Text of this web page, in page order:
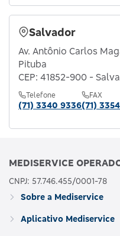
Salvador
Av. Antônio Carlos
Pituba
CEP: 41852-900 -
Telefone
(71) 3340 9336
FAX
(71)
MEDISERVICE
CNPJ: 57.746.455/0001-78
Sobre a Mediservice
Aplicativo Mediservice